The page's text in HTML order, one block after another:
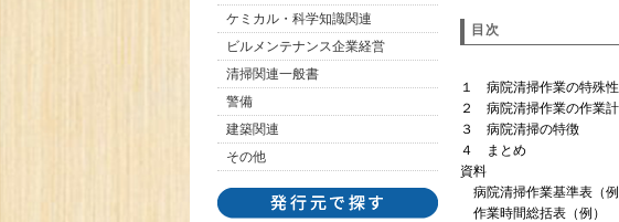
ケミカル・科学知識関連
ビルメンテナンス企業経営
清掃関連一般書
警備
建築関連
その他
目次
１ 病院清掃作業の特殊性
２ 病院清掃作業の作業
３ 病院清掃の特徴
４ まとめ
資料
病院清掃作業基準表（例
作業時間総括表（例）